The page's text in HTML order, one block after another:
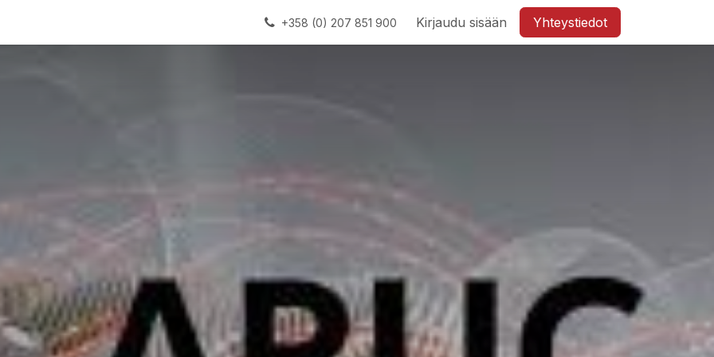
+358 (0) 207 851 900 Kirjaudu sisään Yhteystiedot